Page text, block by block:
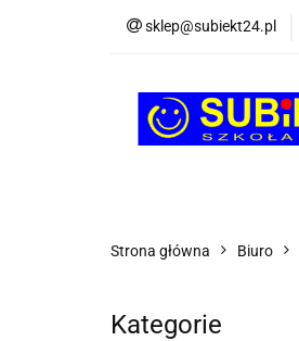
sklep@subiekt24.pl
Strona główna Biuro
Kategorie